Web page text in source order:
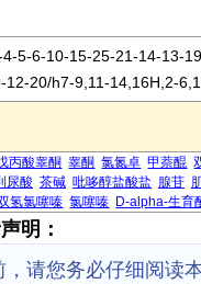
5-6-10-15-25-21-14-13-
20/h7-9,11-14,16H,2-
丙酸睾酮 睾酮 氯氮卓 甲萘醌
尿酸 茶碱 吡哆醇盐酸盐 腺苷
氢氯噻嗪 氯噻嗪 D-alpha-生育
明：
请您务必仔细阅读